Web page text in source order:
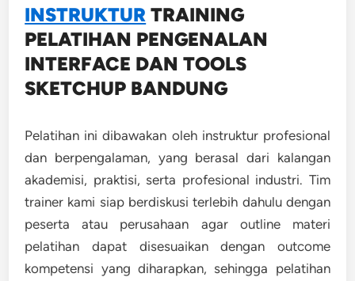
INSTRUKTUR TRAINING
PELATIHAN PENGENALAN
INTERFACE DAN TOOLS
SKETCHUP BANDUNG
Pelatihan ini dibawakan oleh instruktur profesional
dan berpengalaman, yang berasal dari kalangan
akademisi, praktisi, serta profesional industri. Tim
trainer kami siap berdiskusi terlebih dahulu dengan
peserta atau perusahaan agar outline materi
pelatihan dapat disesuaikan dengan outcome
kompetensi yang diharapkan, sehingga pelatihan